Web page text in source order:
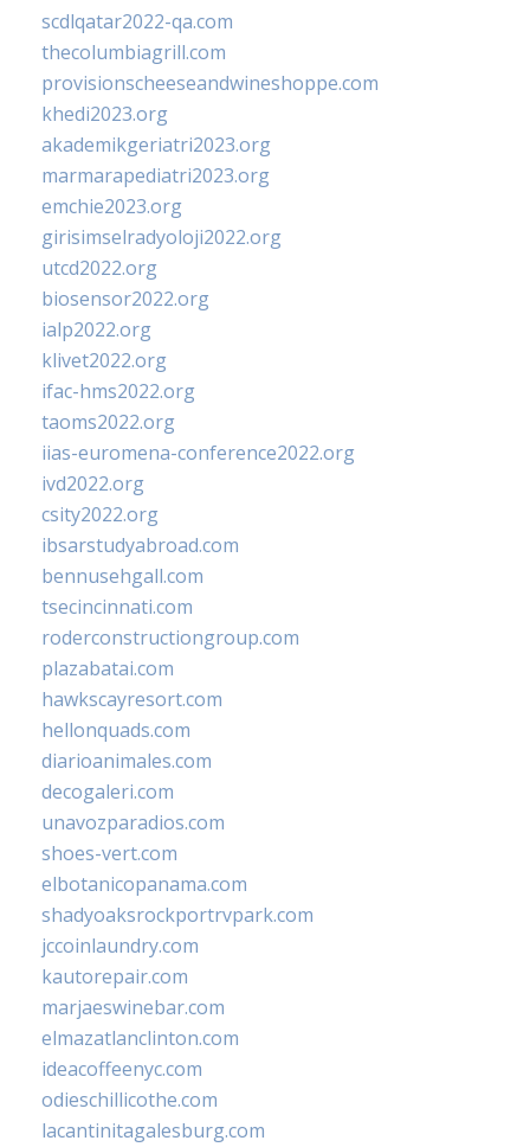
scdlqatar2022-qa.com
thecolumbiagrill.com
provisionscheeseandwineshoppe.com
khedi2023.org
akademikgeriatri2023.org
marmarapediatri2023.org
emchie2023.org
girisimselradyoloji2022.org
utcd2022.org
biosensor2022.org
ialp2022.org
klivet2022.org
ifac-hms2022.org
taoms2022.org
iias-euromena-conference2022.org
ivd2022.org
csity2022.org
ibsarstudyabroad.com
bennusehgall.com
tsecincinnati.com
roderconstructiongroup.com
plazabatai.com
hawkscayresort.com
hellonquads.com
diarioanimales.com
decogaleri.com
unavozparadios.com
shoes-vert.com
elbotanicopanama.com
shadyoaksrockportrvpark.com
jccoinlaundry.com
kautorepair.com
marjaeswinebar.com
elmazatlanclinton.com
ideacoffeenyc.com
odieschillicothe.com
lacantinitagalesburg.com